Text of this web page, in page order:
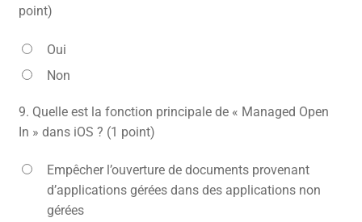
point)
Oui
Non
9. Quelle est la fonction principale de « Managed Open
In » dans iOS ? (1 point)
Empêcher l’ouverture de documents provenant
d’applications gérées dans des applications non
gérées